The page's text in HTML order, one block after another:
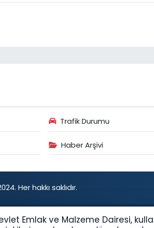
Trafik Durumu
Haber Arşivi
Her hakkı saklıdır.
Emlak ve Malzeme Dairesi,